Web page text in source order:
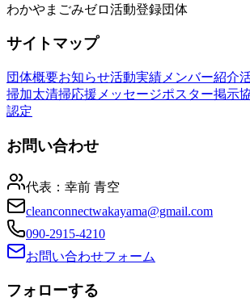
わかやまごみゼロ活動登録団体
サイトマップ
団体概要お知らせ活動実績 メンバー紹介
掃加太清掃応援メッセージポスター掲示
認定
お問い合わせ
代表： 幸前 青空
cleanconnectwakayama@gmail.com
090-2915-4210
お問い合わせフォーム
フォローする